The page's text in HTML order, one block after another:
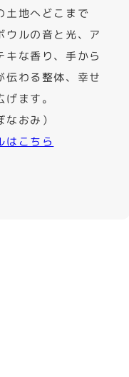
土地へどこまで
ウルの音と光、ア
キな香り、手から
伝わる整体、幸せ
ます。
おみ）
はこちら